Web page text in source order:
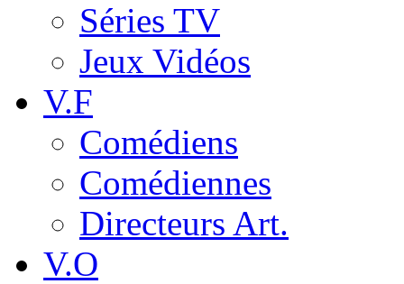
Séries TV
Jeux Vidéos
V.F
Comédiens
Comédiennes
Directeurs Art.
V.O